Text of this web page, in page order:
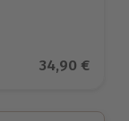
Aktueller
34,90 €